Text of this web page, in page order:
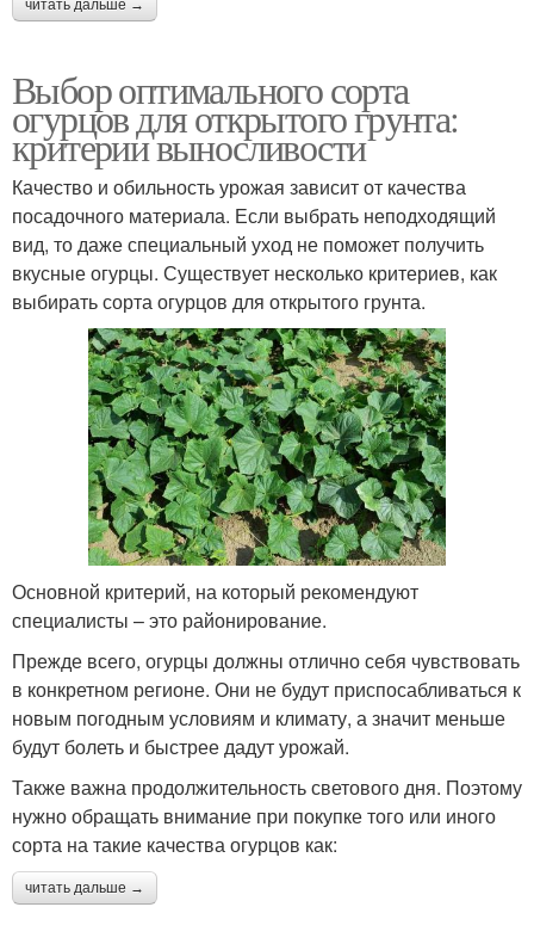
читать дальше →
Выбор оптимального сорта
огурцов для открытого грунта:
критерии выносливости
Качество и обильность урожая зависит от качества
посадочного материала. Если выбрать неподходящий
вид, то даже специальный уход не поможет получить
вкусные огурцы. Существует несколько критериев, как
выбирать сорта огурцов для открытого грунта.
Основной критерий, на который рекомендуют
специалисты – это районирование.
Прежде всего, огурцы должны отлично себя чувствовать
в конкретном регионе. Они не будут приспосабливаться к
новым погодным условиям и климату, а значит меньше
будут болеть и быстрее дадут урожай.
Также важна продолжительность светового дня. Поэтому
нужно обращать внимание при покупке того или иного
сорта на такие качества огурцов как:
читать дальше →